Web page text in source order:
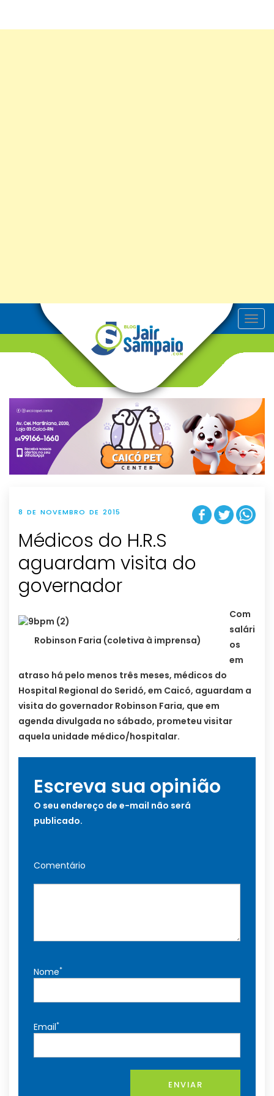
T
o
v
g
t
i
o
n
8 DE NOVEMBRO DE 2015
Médicos do H.R.S
aguardam visita do
governador
Robinson Faria (coletiva à imprensa)
Com
salári
os
em
atraso há pelo menos três meses, médicos do
Hospital Regional do Seridó, em Caicó, aguardam a
visita do governador Robinson Faria, que em
agenda divulgada no sábado, prometeu visitar
aquela unidade médico/hospitalar.
Escreva sua opinião
O seu endereço de e-mail não será
publicado.
Comentário
Nome*
Email*
ENVIAR